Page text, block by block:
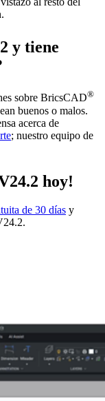
y tiene
sobre BricsCAD®
buenos o malos.
acerca de
; nuestro equipo de
hoy!
de 30 días y